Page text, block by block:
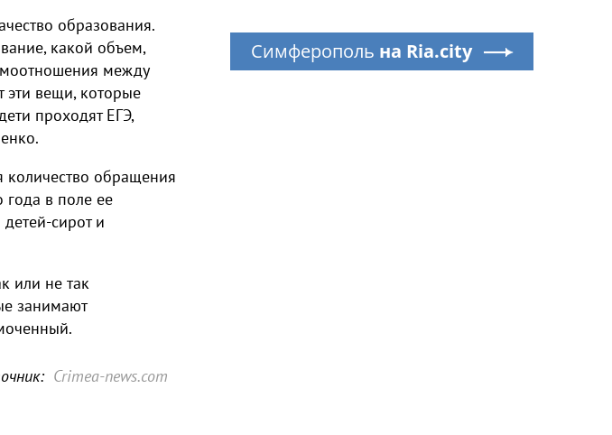
образования.
какой объем,
между
эти вещи, которые
проходят ЕГЭ,
количество обращения
года в поле ее
сирот и
или не так
занимают
Crimea-news.com
Симферополь на Ria.city